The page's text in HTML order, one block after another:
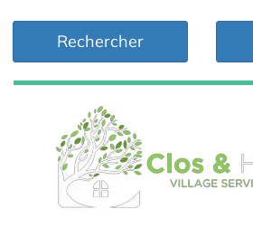
Rechercher